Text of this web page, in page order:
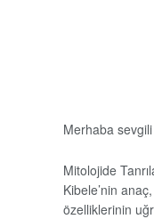
Merhaba
Mitolojide
Kibele’nin
özelliklerinin